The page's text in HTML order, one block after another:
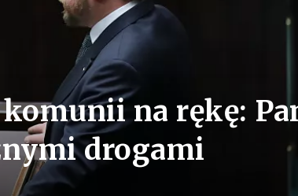
na rękę:
drogami